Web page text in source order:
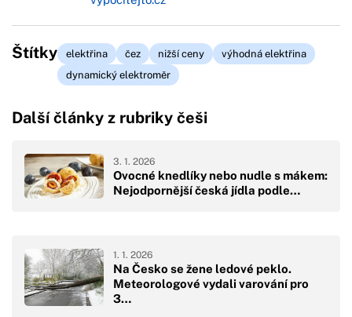
Štítky elektřina čez nižší ceny
výhodná elektřina
dynamický elektroměr
Další články z rubriky češi
Ovocné knedlíky nebo nudle s mákem:
Nejodpornější česká jídla podle…
3. 1. 2026
Na Česko se žene ledové peklo.
Meteorologové vydali varování pro
3…
1. 1. 2026